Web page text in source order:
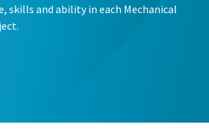
skills and ability in each Mechanical